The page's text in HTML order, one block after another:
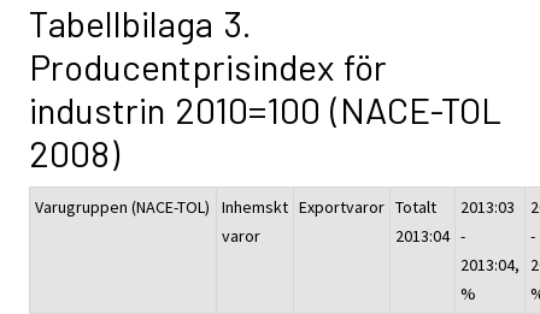
Tabellbilaga 3.
Producentprisindex för
industrin 2010=100 (NACE-TOL
2008)
Varugruppen (NACE-TOL)
Inhemskt
varor
Exportvaror Totalt
2013:04
2013:03
-
2013:04,
%
-